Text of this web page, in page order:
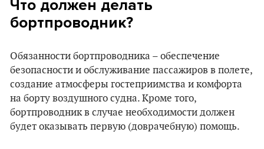
Что должен делать
бортпроводник?
Обязанности бортпроводника – обеспечение
безопасности и обслуживание пассажиров в полете,
создание атмосферы гостеприимства и комфорта
на борту воздушного судна. Кроме того,
бортпроводник в случае необходимости должен
будет оказывать первую (доврачебную) помощь.